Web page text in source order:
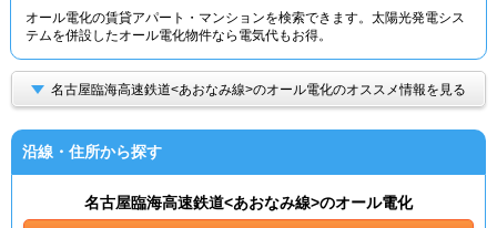
TOP
オール電化の賃貸アパート・マンションを検索できます。太陽光発電シス
テムを併設したオール電化物件なら電気代もお得。
名古屋臨海高速鉄道<あおなみ線>のオール電化のオススメ情報を見る
沿線・住所から探す
名古屋臨海高速鉄道<あおなみ線>のオール電化